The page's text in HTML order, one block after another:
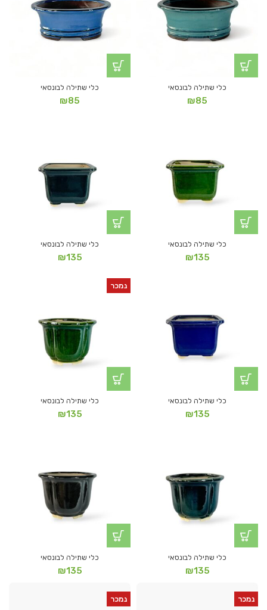
כלי שתילה לבונסאי
₪85
כלי שתילה לבונסאי
₪85
כלי שתילה לבונסאי
₪135
כלי שתילה לבונסאי
₪135
כלי שתילה לבונסאי
₪135
נמכר
כלי שתילה לבונסאי
₪135
כלי שתילה לבונסאי
₪135
כלי שתילה לבונסאי
₪135
נמכר נמכר